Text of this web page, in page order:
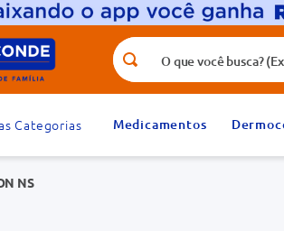
O que você busca? (Ex.: vitamina,
Medicamentos
NS
Termos mais buscados
1
medicamento